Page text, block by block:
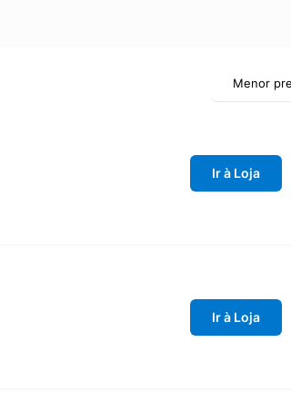
Ir à Loja
Ir à Loja